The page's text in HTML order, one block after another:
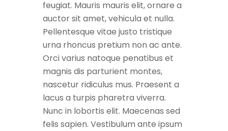
feugiat. Mauris mauris elit, ornare a
auctor sit amet, vehicula et nulla.
Pellentesque vitae justo tristique
urna rhoncus pretium non ac ante.
Orci varius natoque penatibus et
magnis dis parturient montes,
nascetur ridiculus mus. Praesent a
lacus a turpis pharetra viverra.
Nunc in lobortis elit. Maecenas sed
felis sapien. Vestibulum ante ipsum